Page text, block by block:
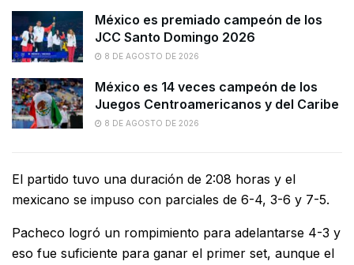
México es premiado campeón de los
JCC Santo Domingo 2026
8 DE AGOSTO DE 2026
México es 14 veces campeón de los
Juegos Centroamericanos y del Caribe
8 DE AGOSTO DE 2026
El partido tuvo una duración de 2:08 horas y el
mexicano se impuso con parciales de 6-4, 3-6 y 7-5.
Pacheco logró un rompimiento para adelantarse 4-3 y
eso fue suficiente para ganar el primer set, aunque el